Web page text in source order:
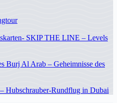
SKIP THE LINE – Levels
Burj Al Arab – Geheimnisse des
Hubschrauber-Rundflug in Dubai